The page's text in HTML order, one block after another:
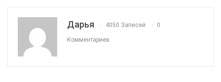
Дарья 4050 Записей 0
Комментариев